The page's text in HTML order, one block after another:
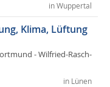
in Wuppertal
Klima, Lüftung
- Wilfried-Rasch-
in Lünen